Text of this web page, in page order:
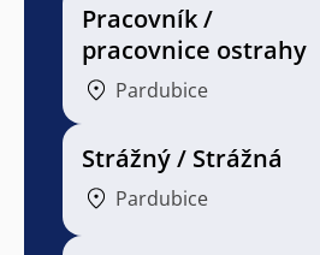
Pracovník /
pracovnice ostrahy
Pardubice
Strážný / Strážná
Pardubice